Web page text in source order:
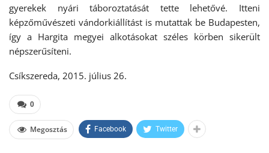
gyerekek nyári táboroztatását tette lehetővé. Itteni
képzőművészeti vándorkiállítást is mutattak be Budapesten,
így a Hargita megyei alkotásokat széles körben sikerült
népszerűsíteni.
Csíkszereda, 2015. július 26.
0
Megosztás Facebook Twitter